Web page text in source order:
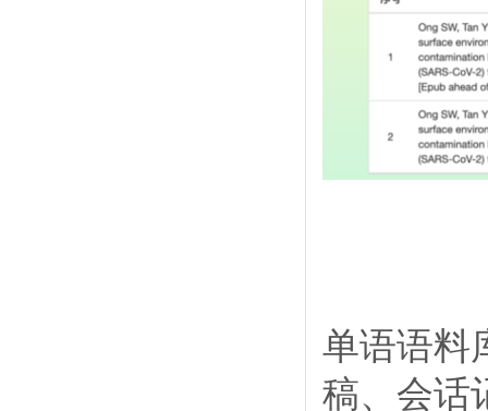
单语语料
稿、会话